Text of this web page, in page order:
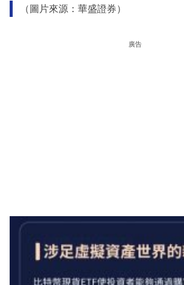
（圖片來源：華盛證券）
廣告